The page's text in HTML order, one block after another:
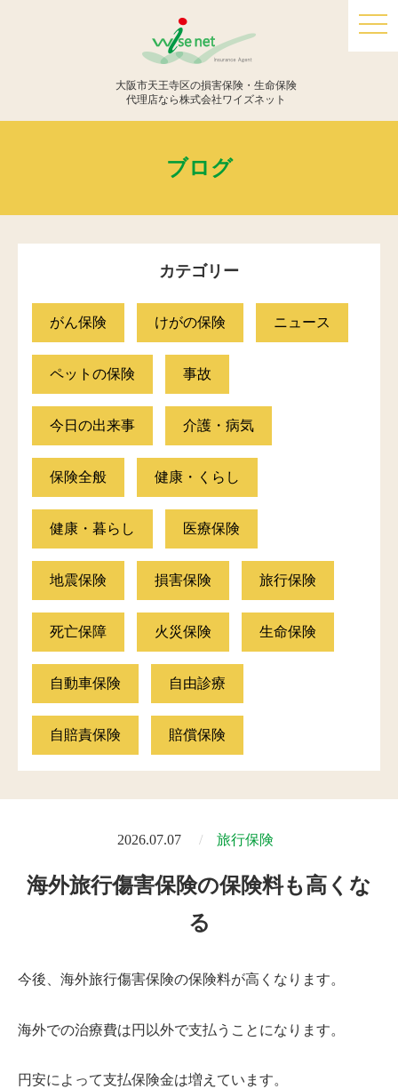
大阪市天王寺区の損害保険・生命保険
代理店なら株式会社ワイズネット
ブログ
カテゴリー
がん保険 けがの保険 ニュース
ペットの保険 事故
今日の出来事 介護・病気
保険全般 健康・くらし
健康・暮らし 医療保険
地震保険 損害保険 旅行保険
死亡保障 火災保険 生命保険
自動車保険 自由診療
自賠責保険 賠償保険
2026.07.07 旅行保険
海外旅行傷害保険の保険料も高くな
る
今後、海外旅行傷害保険の保険料が高くなります。
海外での治療費は円以外で支払うことになります。
円安によって支払保険金は増えています。